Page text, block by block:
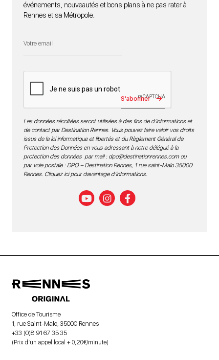
événements, nouveautés et bons plans à ne pas rater à
Rennes et sa Métropole.
S'abonner
Les données récoltées seront utilisées à des fins de d’informations et
de contact par Destination Rennes. Vous pouvez faire valoir vos droits
issus de la loi informatique et libertés et du Règlement Général de
Protection des Données en vous adressant à notre délégué à la
protection des données par mail : dpo@destinationrennes.comou
par voie postale : DPO – Destination Rennes, 1 rue saint-Malo 35000
Rennes. Cliquez ici pour davantage d’informations.
Office de Tourisme
1, rue Saint-Malo, 35000 Rennes
+33 (0)8 91 67 35 35
(Prix d’un appel local + 0,20€/minute)